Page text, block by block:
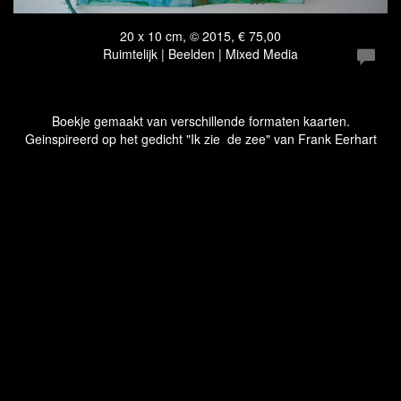
20 x 10 cm, © 2015, € 75,00
Ruimtelijk | Beelden | Mixed Media
Boekje gemaakt van verschillende formaten kaarten.
Geinspireerd op het gedicht "Ik zie de zee" van Frank Eerhart